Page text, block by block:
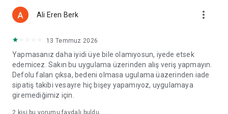
Ali Eren Berk more_vert
13 Temmuz 2026
Yapmasanız daha iyidi üye bile olamıyosun, iyede etsek
edemicez. Sakın bu uygulama üzerinden alış veriş yapmayın.
Defolu falan çıksa, bedeni olmasa ugulama üazerinden iade
sipatiş takibi vesayre hiç bişey yapamıyoz, uygulamaya
giremediğimiz için.
2 kişi bu yorumu faydalı buldu